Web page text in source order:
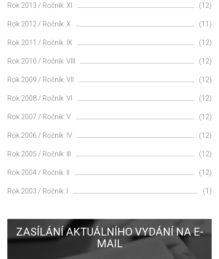
Rok 2013 / Ročník: XI (12)
Rok 2012 / Ročník: X (11)
Rok 2011 / Ročník: IX (12)
Rok 2010 / Ročník: VIII (12)
Rok 2009 / Ročník: VII (12)
Rok 2008 / Ročník: VI (12)
Rok 2007 / Ročník: V (12)
Rok 2006 / Ročník: IV (12)
Rok 2005 / Ročník: III (12)
Rok 2004 / Ročník: II (12)
Rok 2003 / Ročník: I (1)
ZASÍLÁNÍ AKTUÁLNÍHO VYDÁNÍ NA E-
MAIL